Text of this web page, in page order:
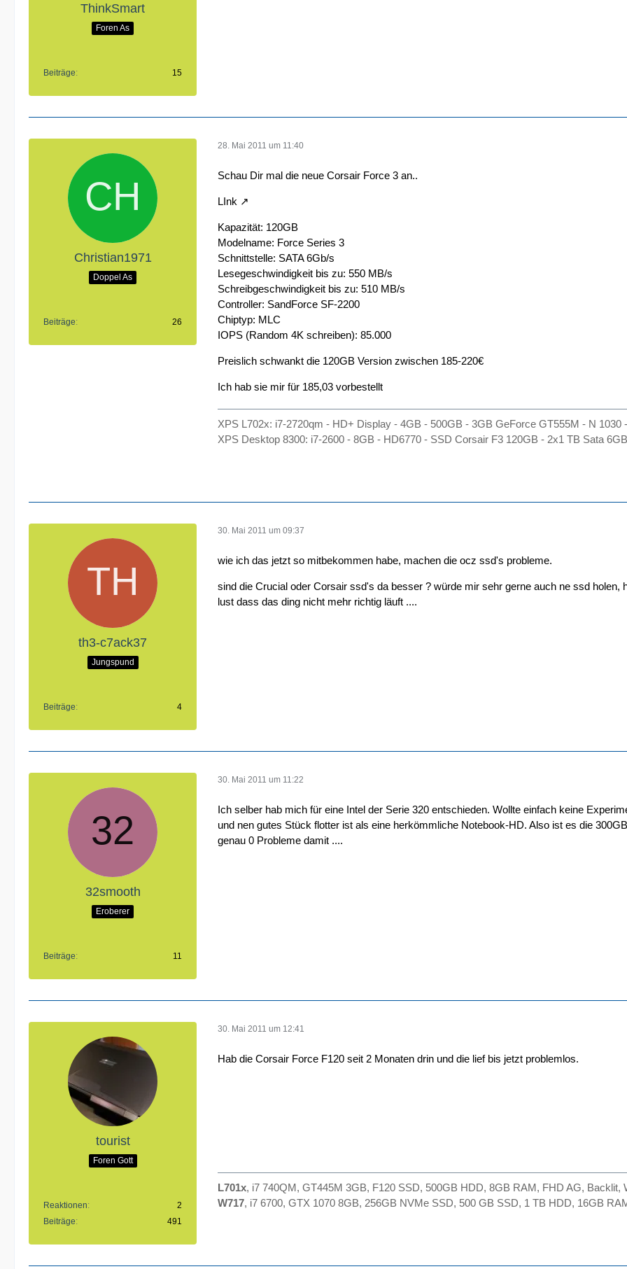
ThinkSmart
Foren As
Beiträge 15
Christian1971
Doppel As
Beiträge 26
28. Mai 2011 um 11:40
Schau Dir mal die neue Corsair Force 3 an..
LInk
Kapazität: 120GB
Modelname: Force Series 3
Schnittstelle: SATA 6Gb/s
Lesegeschwindigkeit bis zu: 550 MB/s
Schreibgeschwindigkeit bis zu: 510 MB/s
Controller: SandForce SF-2200
Chiptyp: MLC
IOPS (Random 4K schreiben): 85.000
Preislich schwankt die 120GB Version zwischen 185-220€
Ich hab sie mir für 185,03 vorbestellt
XPS L702x: i7-2720qm - HD+ Display - 4GB - 500GB - 3GB GeForce GT555M - N 1030
XPS Desktop 8300: i7-2600 - 8GB - HD6770 - SSD Corsair F3 120GB - 2x1 TB Sata
th3-c7ack37
Jungspund
Beiträge 4
30. Mai 2011 um 09:37
wie ich das jetzt so mitbekommen habe, machen die ocz ssd's probleme.
sind die Crucial oder Corsair ssd's da besser ? würde mir sehr gerne auch ne ssd
lust dass das ding nicht mehr richtig läuft ....
32smooth
Eroberer
Beiträge 11
30. Mai 2011 um 11:22
Ich selber hab mich für eine Intel der Serie 320 entschieden. Wollte einfach keine
und nen gutes Stück flotter ist als eine herkömmliche Notebook-HD. Also ist es die
genau 0 Probleme damit ....
tourist
Foren Gott
Reaktionen
2
Beiträge
491
30. Mai 2011 um 12:41
Hab die Corsair Force F120 seit 2 Monaten drin und die lief bis jetzt problemlos.
L701x, i7 740QM, GT445M 3GB, F120 SSD, 500GB HDD, 8GB RAM, FHD AG, Backlit,
W717, i7 6700, GTX 1070 8GB, 256GB NVMe SSD, 500 GB SSD, 1 TB HDD, 16GB